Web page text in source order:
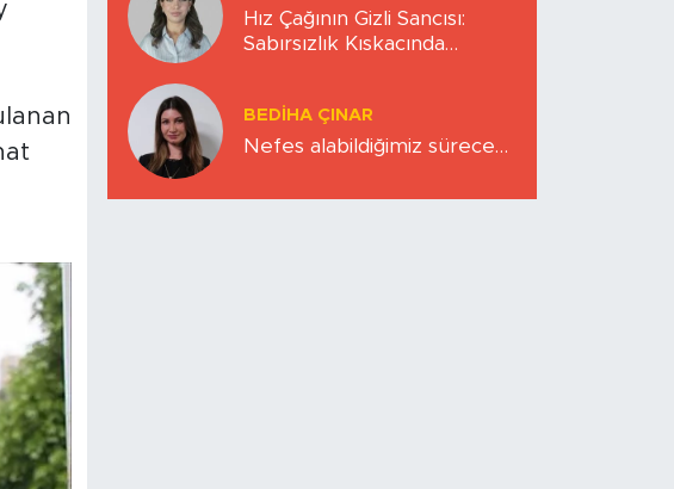
Hız Çağının Gizli Sancısı:
Sabırsızlık Kıskacında
BEDIHA ÇINAR
Nefes alabildiğimiz sürece…